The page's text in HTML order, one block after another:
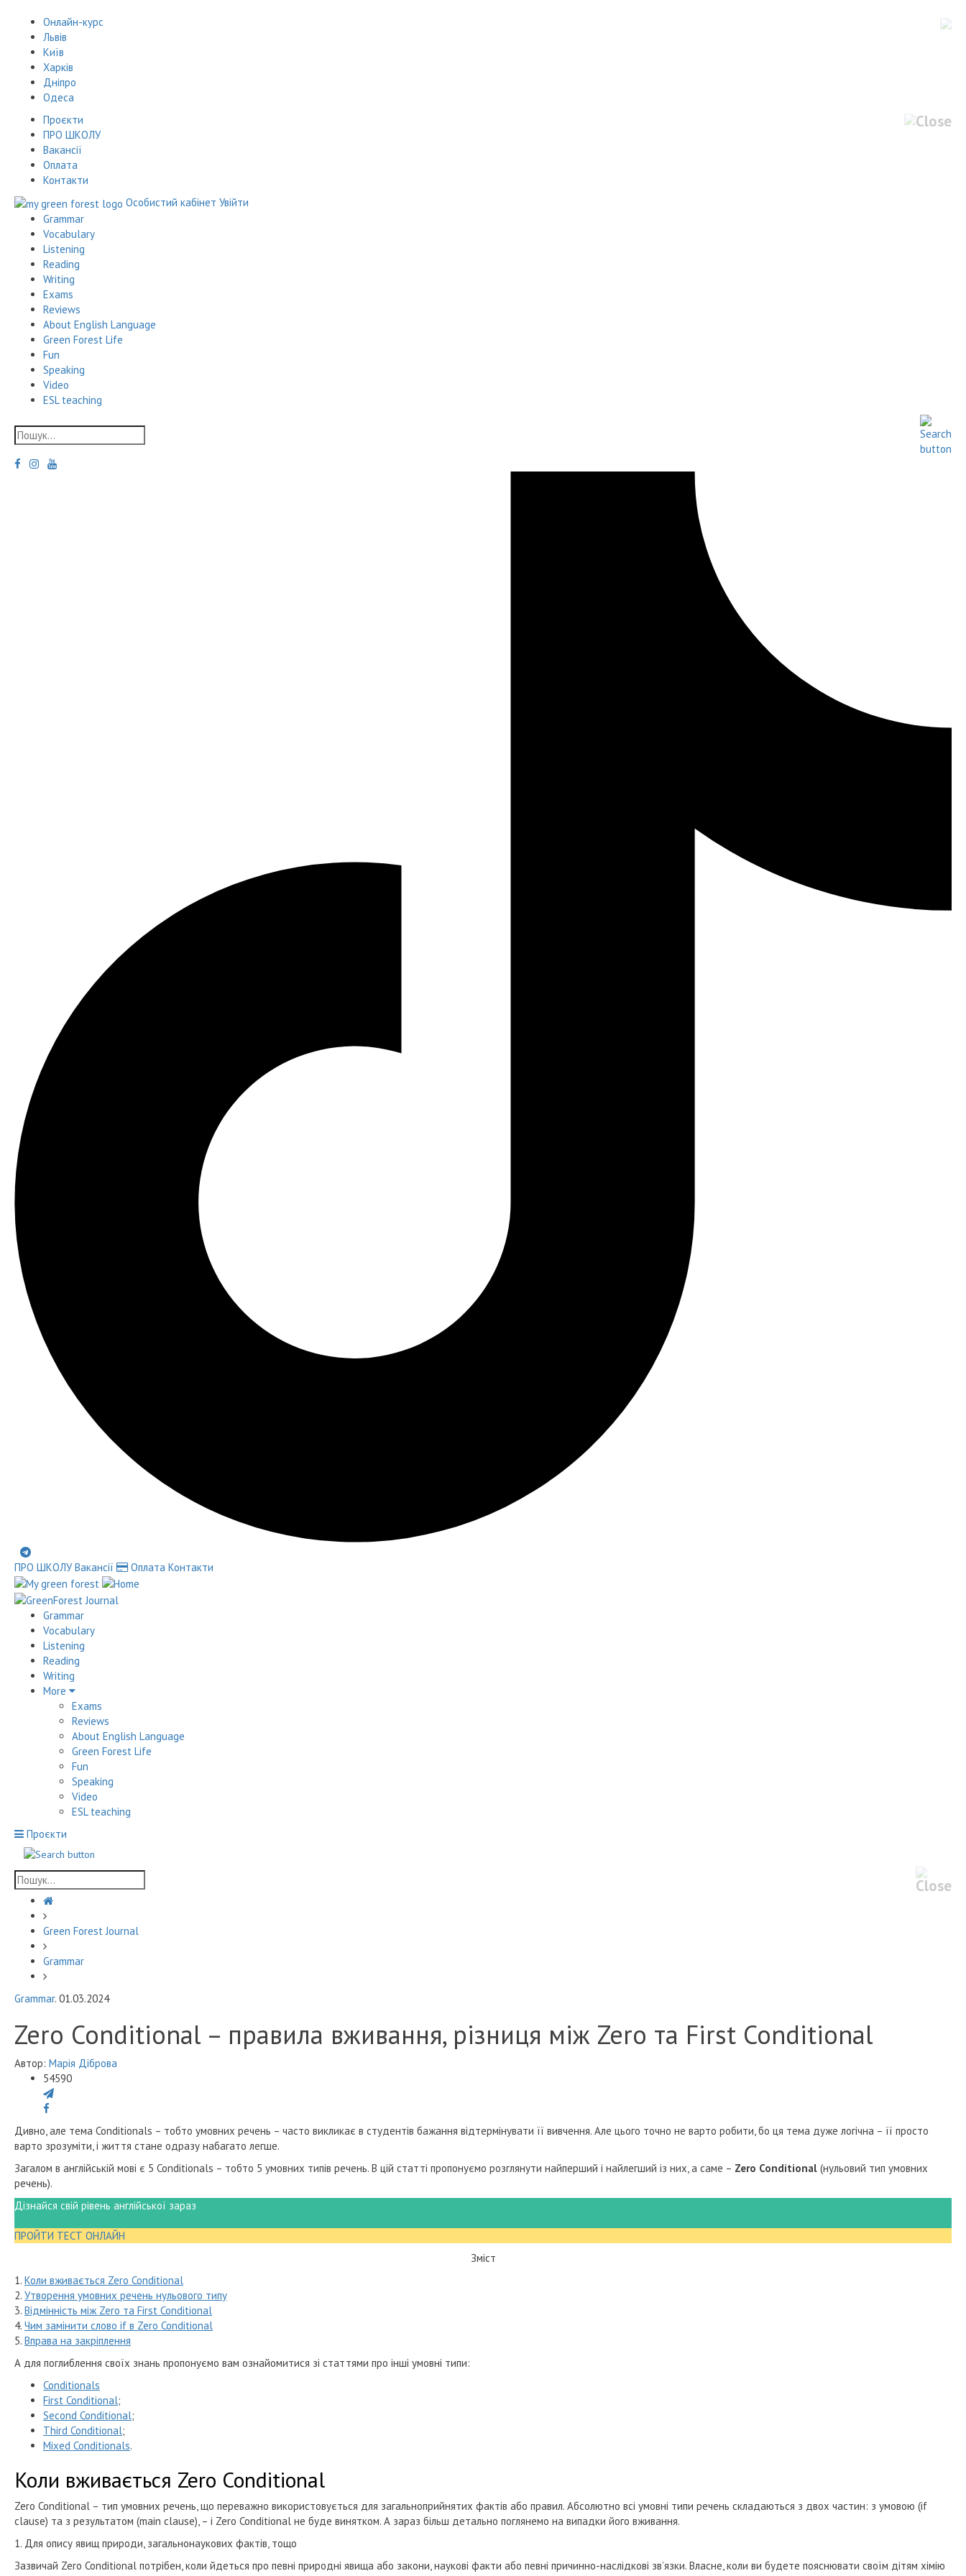
Онлайн-курс
Львів
Київ
Харків
Дніпро
Одеса
Проєкти
ПРО ШКОЛУ
Вакансії
Оплата
Контакти
Особистий кабінет Увійти
Grammar
Vocabulary
Listening
Reading
Writing
Exams
Reviews
About English Language
Green Forest Life
Fun
Speaking
Video
ESL teaching
ПРО ШКОЛУ Вакансії Оплата Контакти
Grammar
Vocabulary
Listening
Reading
Writing
More
Exams
Reviews
About English Language
Green Forest Life
Fun
Speaking
Video
ESL teaching
Проєкти
Green Forest Journal
Grammar
Grammar. 01.03.2024
Zero Conditional – правила вживання, різниця між Zero та First Conditional
Автор: Марія Діброва
54590
Дивно, але тема Conditionals – тобто умовних речень – часто викликає в студентів бажання відтермінувати її вивчення. Але цього точно не варто робити, бо ця тема дуже логічна – її просто
варто зрозуміти, і життя стане одразу набагато легше.
Загалом в англійській мові є 5 Conditionals – тобто 5 умовних типів речень. В цій статті пропонуємо розглянути найперший і найлегший із них, а саме – Zero Conditional (нульовий тип умовних
речень).
Дізнайся свій рівень англійської зараз
ПРОЙТИ ТЕСТ ОНЛАЙН
Зміст
1. Коли вживається Zero Conditional
2. Утворення умовних речень нульового типу
3. Відмінність між Zero та First Conditional
4. Чим замінити слово if в Zero Conditional
5. Вправа на закріплення
А для поглиблення своїх знань пропонуємо вам ознайомитися зі статтями про інші умовні типи:
Conditionals
First Conditional;
Second Conditional;
Third Conditional;
Mixed Conditionals.
Коли вживається Zero Conditional
Zero Conditional – тип умовних речень, що переважно використовується для загальноприйнятих фактів або правил. Абсолютно всі умовні типи речень складаються з двох частин: з умовою (if
clause) та з результатом (main clause), – і Zero Conditional не буде винятком. А зараз більш детально поглянемо на випадки його вживання.
1. Для опису явищ природи, загальнонаукових фактів, тощо
Зазвичай Zero Conditional потрібен, коли йдеться про певні природні явища або закони, наукові факти або певні причинно-наслідкові зв’язки. Власне, коли ви будете пояснювати своїм дітям хімію